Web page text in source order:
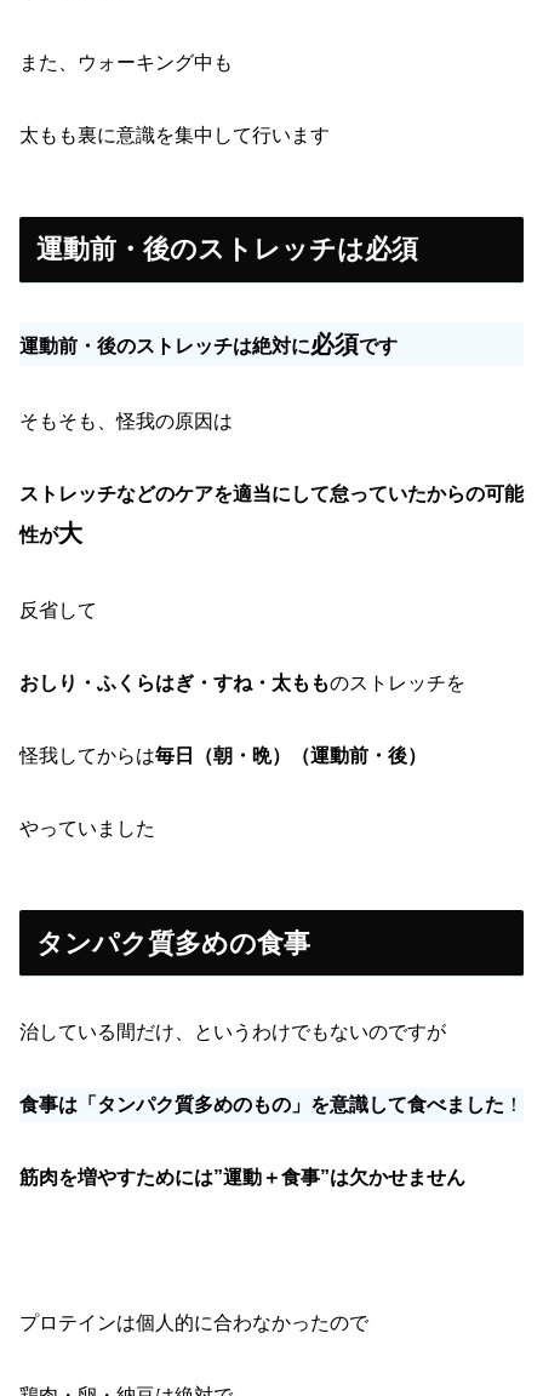
また、ウォーキング中も
太もも裏に意識を集中して行います
運動前・後のストレッチは必須
運動前・後のストレッチは絶対に必須です
そもそも、怪我の原因は
ストレッチなどのケアを適当にして怠っていたからの可能
性が大
反省して
おしり・ふくらはぎ・すね・太もものストレッチを
怪我してからは毎日（朝・晩）（運動前・後）
やっていました
タンパク質多めの食事
治している間だけ、というわけでもないのですが
食事は「タンパク質多めのもの」を意識して食べました ！
筋肉を増やすためには”運動＋食事”は欠かせません
プロテインは個人的に合わなかったので